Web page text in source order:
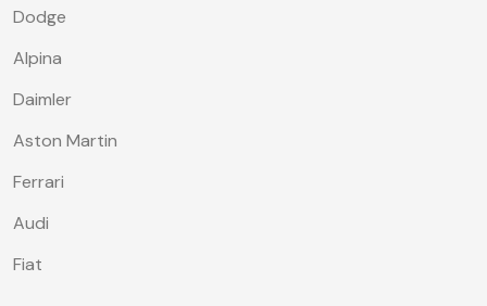
Dodge
Alpina
Daimler
Aston Martin
Ferrari
Audi
Fiat